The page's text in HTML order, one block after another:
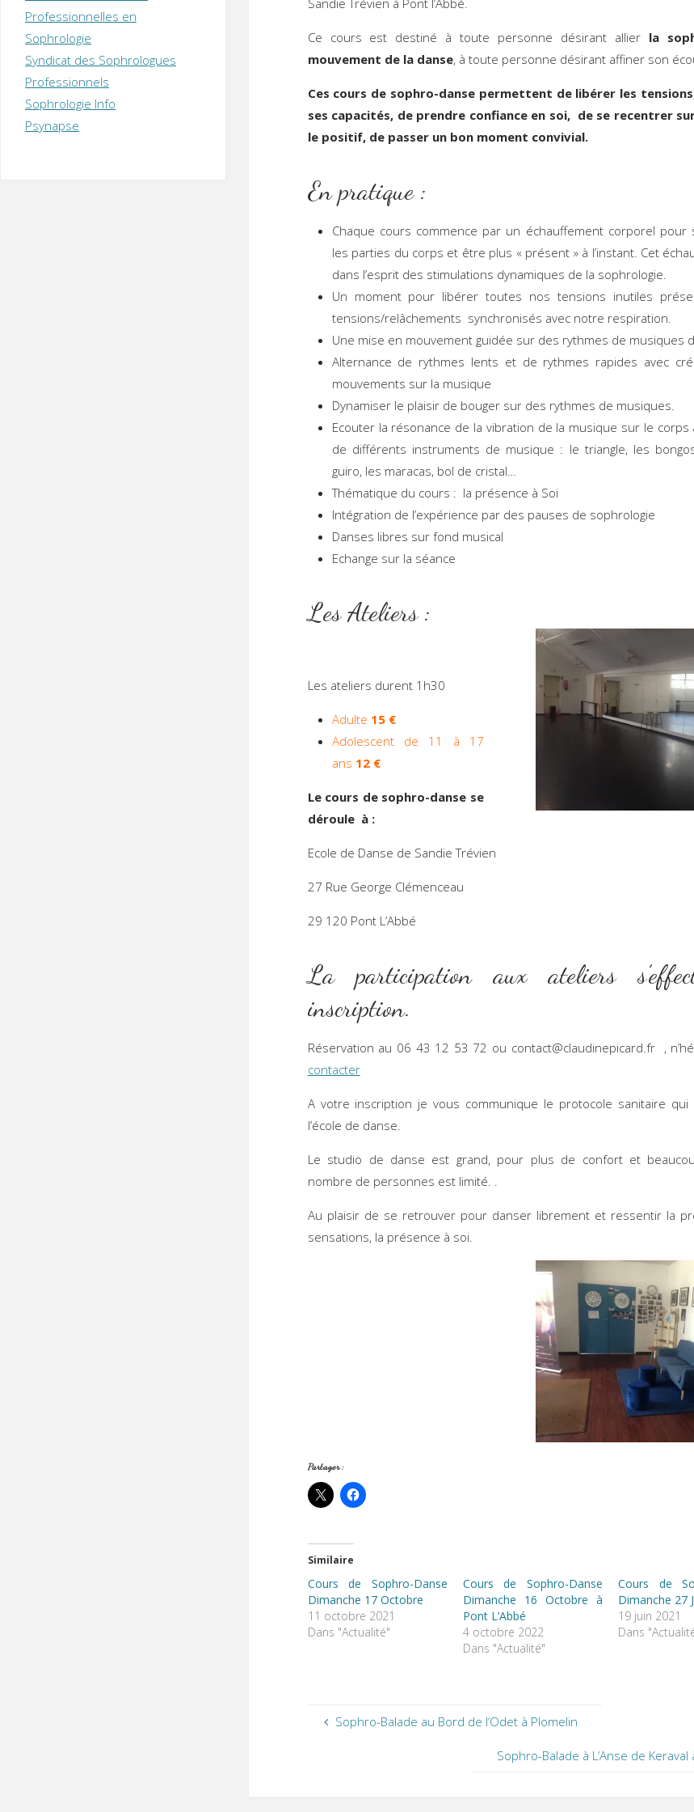
Ce cours est destiné à toute personne désirant allier la
mouvement de la danse, à toute personne désirant affiner son
Ces cours de sophro-danse permettent de libérer les
ses capacités, de prendre confiance en soi, de se recentrer
le positif, de passer un bon moment convivial.
En pratique :
Chaque cours commence par un échauffement corporel pour
les parties du corps et être plus « présent » à l’instant. Cet
dans l’esprit des stimulations dynamiques de la sophrologie.
Un moment pour libérer toutes nos tensions inutiles
tensions/relâchements synchronisés avec notre respiration.
Une mise en mouvement guidée sur des rythmes de musiques
Alternance de rythmes lents et de rythmes rapides avec
mouvements sur la musique
Dynamiser le plaisir de bouger sur des rythmes de musiques.
Ecouter la résonance de la vibration de la musique sur le corps
de différents instruments de musique : le triangle, les
guiro, les maracas, bol de cristal…
Thématique du cours : la présence à Soi
Intégration de l’expérience par des pauses de sophrologie
Danses libres sur fond musical
Echange sur la séance
Les
Les ateliers durent 1h30
Adulte 15 €
Adolescent de 11 à 17
ans 12 €
Le cours de sophro-danse se
déroule à :
Ecole de Danse de Sandie Trévien
27 Rue George Clémenceau
29 120 Pont L’Abbé
La participation aux ateliers
inscription.
Réservation au 06 43 12 53 72 ou contact@claudinepicard.fr ,
contacter
A votre inscription je vous communique le protocole sanitaire
l’école de danse.
Le studio de danse est grand, pour plus de confort et
nombre de personnes est limité. .
Au plaisir de se retrouver pour danser librement et ressentir la
sensations, la présence à soi.
Partager :
Similaire
Cours de Sophro-Danse
Dimanche 17 Octobre
11 octobre 2021
Dans "Actualité"
Cours de Sophro-Danse
Dimanche 16 Octobre à
Pont L’Abbé
4 octobre 2022
Dans "Actualité"
Cours de
Dimanche 27
19 juin 2021
Dans
Sophro-Balade au Bord de l’Odet à Plomelin
Sophro-Balade à L’Anse de
Professionnelles en
Sophrologie
Syndicat des Sophrologues
Professionnels
Sophrologie Info
Psynapse